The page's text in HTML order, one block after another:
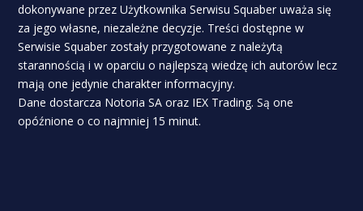
dokonywane przez Użytkownika Serwisu Squaber uważa się
za jego własne, niezależne decyzje. Treści dostępne w
Serwisie Squaber zostały przygotowane z należytą
starannością i w oparciu o najlepszą wiedzę ich autorów lecz
mają one jedynie charakter informacyjny.
Dane dostarcza Notoria SA oraz IEX Trading. Są one
opóźnione o co najmniej 15 minut.